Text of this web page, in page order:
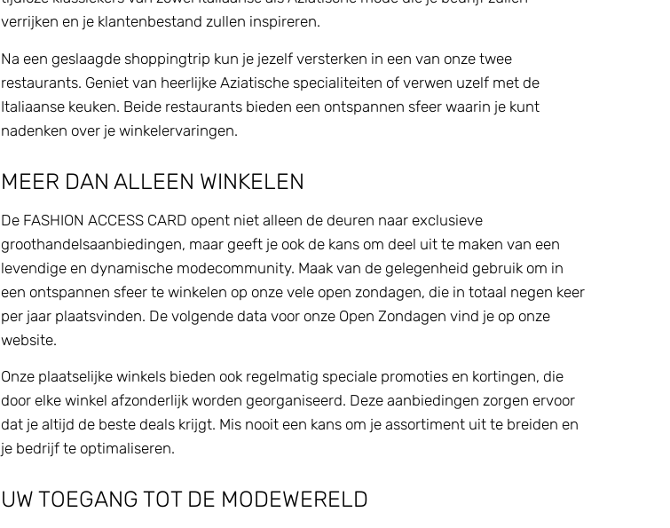
verrijken en je klantenbestand zullen inspireren.
Na een geslaagde shoppingtrip kun je jezelf versterken in een van onze twee
restaurants. Geniet van heerlijke Aziatische specialiteiten of verwen uzelf met de
Italiaanse keuken. Beide restaurants bieden een ontspannen sfeer waarin je kunt
nadenken over je winkelervaringen.
MEER DAN ALLEEN WINKELEN
De FASHION ACCESS CARD opent niet alleen de deuren naar exclusieve
groothandelsaanbiedingen, maar geeft je ook de kans om deel uit te maken van een
levendige en dynamische modecommunity. Maak van de gelegenheid gebruik om in
een ontspannen sfeer te winkelen op onze vele open zondagen, die in totaal negen keer
per jaar plaatsvinden. De volgende data voor onze Open Zondagen vind je op onze
website.
Onze plaatselijke winkels bieden ook regelmatig speciale promoties en kortingen, die
door elke winkel afzonderlijk worden georganiseerd. Deze aanbiedingen zorgen ervoor
dat je altijd de beste deals krijgt. Mis nooit een kans om je assortiment uit te breiden en
je bedrijf te optimaliseren.
UW TOEGANG TOT DE MODEWERELD